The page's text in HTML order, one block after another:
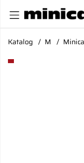
Katalog M
Produktbilder Beach